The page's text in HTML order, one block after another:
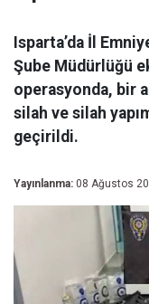
Isparta’da İl
Şube Müdürlüğü
operasyonda, bir
silah ve silah
geçirildi.
Yayınlanma: 08 Ağustos